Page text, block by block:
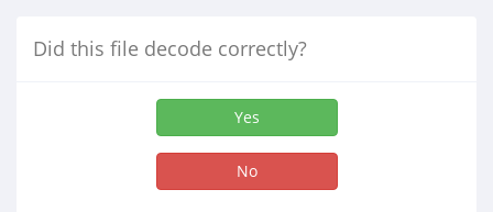
Did this file decode correctly?
Yes
No